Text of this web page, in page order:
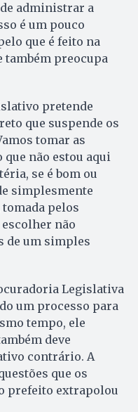
administrar a
é um pouco
que é feito na
também preocupa
pretende
que suspende os
tomar as
não estou aqui
se é bom ou
simplesmente
pelos
não
de um simples
Legislativa
um processo para
tempo, ele
deve
contrário. A
que os
prefeito extrapolou